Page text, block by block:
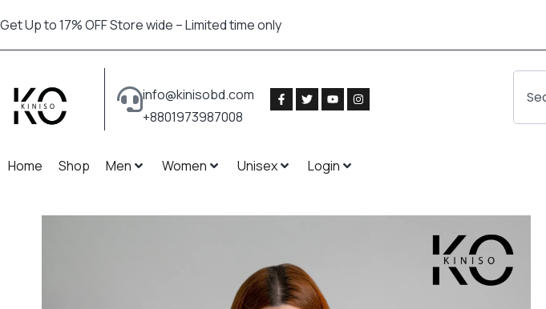
Get Up to 17% OFF Store wide – Limited time only
info@kinisobd.com
+8801973987008
Home Shop Men Women Unisex Login